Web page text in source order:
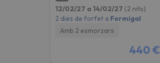
12/02/27 a 14/02/27 (2 nits)
2 dies de forfet a Formigal
Amb 2 esmorzars
440 €